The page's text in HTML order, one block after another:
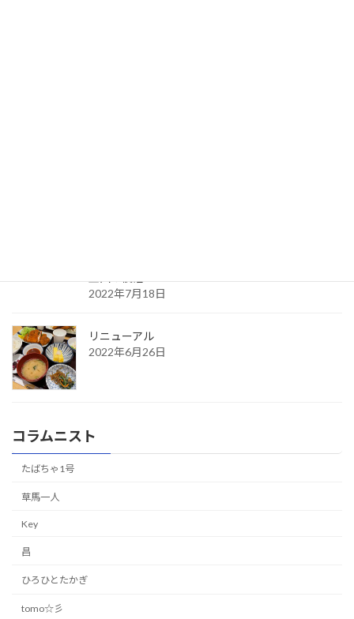
2022年7月18日
リニューアル
2022年6月26日
コラムニスト
たばちゃ1号
草馬一人
Key
昌
ひろひとたかぎ
tomo☆彡